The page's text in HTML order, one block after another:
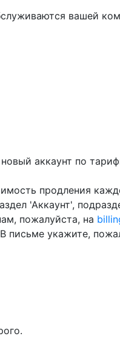
вашей
аккаунт по
продления
'Аккаунт',
пожалуйста, на
письме укажите,